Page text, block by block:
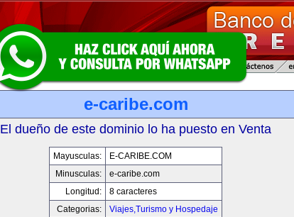
e-caribe.com
El dueño de este dominio lo ha puesto en Venta
Mayusculas:
E-CARIBE.COM
Minusculas:
e-caribe.com
Longitud:
8 caracteres
Categorias:
Viajes,Turismo y Hospedaje